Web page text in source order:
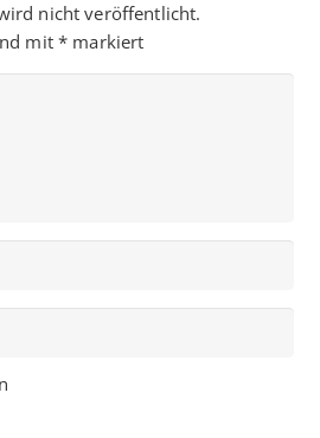
nicht veröffentlicht.
mit* markiert